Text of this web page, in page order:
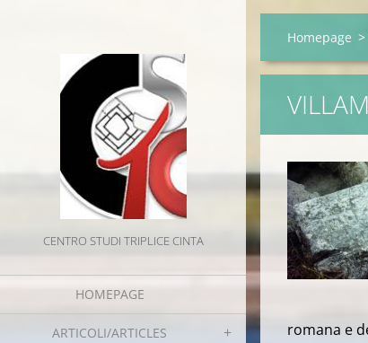
CENTRO STUDI TRIPLICE CINTA
HOMEPAGE
ARTICOLI/ARTICLES
Homepage >
romana e